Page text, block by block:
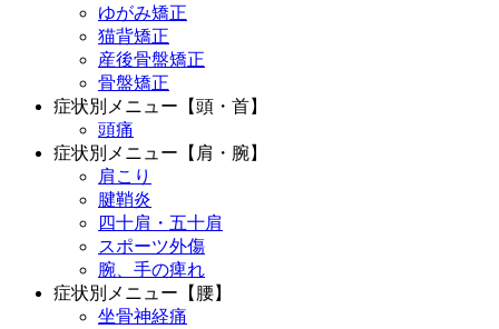
ゆがみ矯正
猫背矯正
産後骨盤矯正
骨盤矯正
症状別メニュー【頭・首】
頭痛
症状別メニュー【肩・腕】
肩こり
腱鞘炎
四十肩・五十肩
スポーツ外傷
腕、手の痺れ
症状別メニュー【腰】
坐骨神経痛